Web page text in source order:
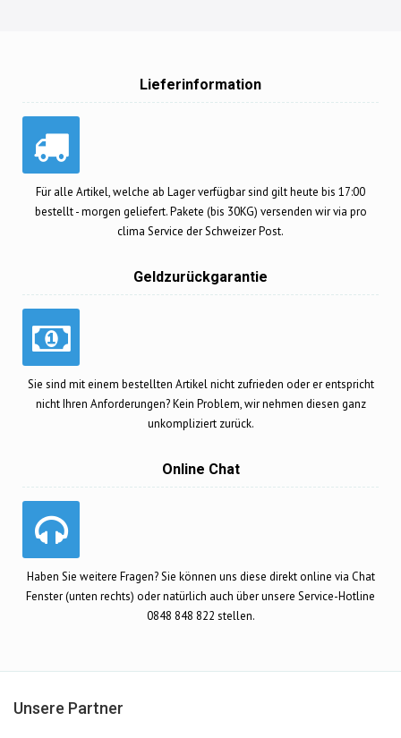
Lieferinformation
Für alle Artikel, welche ab Lager verfügbar sind gilt heute bis 17:00
bestellt - morgen geliefert. Pakete (bis 30KG) versenden wir via pro
clima Service der Schweizer Post.
Geldzurückgarantie
Sie sind mit einem bestellten Artikel nicht zufrieden oder er entspricht
nicht Ihren Anforderungen? Kein Problem, wir nehmen diesen ganz
unkompliziert zurück.
Online Chat
Haben Sie weitere Fragen? Sie können uns diese direkt online via Chat
Fenster (unten rechts) oder natürlich auch über unsere Service-Hotline
0848 848 822 stellen.
Unsere Partner